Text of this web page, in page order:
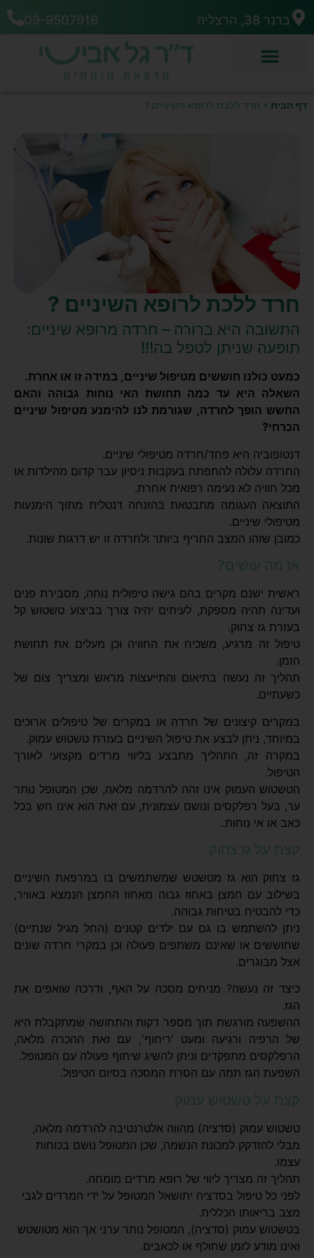
ברנר 38, הרצליה 09-9507916
דף הבית » חרד ללכת לרופא השיניים ?
חרד ללכת לרופא השיניים ?
התשובה היא ברורה – חרדה מרופא שיניים:
תופעה שניתן לטפל בה!!!
כמעט כולנו חוששים מטיפול שיניים, במידה זו או אחרת.
השאלה היא עד כמה תחושת האי נוחות גבוהה והאם
החשש הופך לחרדה, שגורמת לנו להימנע מטיפול שיניים
הכרחי?
דנטופוביה היא פחד/חרדה מטיפולי שיניים.
החרדה עלולה להתפתח בעקבות ניסיון עבר קדום מהילדות או
מכל חוויה לא נעימה רפואית אחרת.
התוצאה העגומה מתבטאת בהזנחה דנטלית מתוך הימנעות
מטיפולי שיניים.
כמובן שזהו המצב החריף ביותר ולחרדה זו יש דרגות שונות.
אז מה עושים?
ראשית ישנם מקרים בהם גישה טיפולית נוחה, מסבירת פנים
ועדינה תהיה מספקת, לעיתים יהיה צורך בביצוע טשטוש קל
בעזרת גז צחוק.
טיפול זה מרגיע, משכיח את החוויה וכן מעלים את תחושת
הזמן.
תהליך זה נעשה בתיאום והתייעצות מראש ומצריך צום של
כשעתיים.
במקרים קיצונים של חרדה או במקרים של טיפולים ארוכים
במיוחד, ניתן לבצע את טיפול השיניים בעזרת טשטוש עמוק.
במקרה זה, התהליך מתבצע בליווי מרדים מקצועי לאורך
הטיפול.
הטשטוש העמוק אינו זהה להרדמה מלאה, שכן המטופל נותר
ער, בעל רפלקסים ונושם עצמונית, עם זאת הוא אינו חש בכל
כאב או אי נוחות..
קצת על גז צחוק
גז צחוק הוא גז מטשטש שמשתמשים בו במרפאת השיניים
בשילוב עם חמצן באחוז גבוה מאחוז החמצן הנמצא באוויר,
כדי להבטיח בטיחות גבוהה.
ניתן להשתמש בו גם עם ילדים קטנים (החל מגיל שנתיים)
שחוששים או שאינם משתפים פעולה וכן במקרי חרדה שונים
אצל מבוגרים.
כיצד זה נעשה? מניחים מסכה על האף, ודרכה שואפים את
הגז.
ההשפעה מורגשת תוך מספר דקות והתחושה שמתקבלת היא
של הרפיה ורגיעה ומעט 'ריחוף', עם זאת ההכרה מלאה,
הרפלקסים מתפקדים וניתן להשיג שיתוף פעולה עם המטופל.
השפעת הגז תמה עם הסרת המסכה בסיום הטיפול.
קצת על טשטוש עמוק
טשטוש עמוק (סדציה) מהווה אלטרנטיבה להרדמה מלאה,
מבלי להזדקק למכונת הנשמה, שכן המטופל נושם בכוחות
עצמו.
תהליך זה מצריך ליווי של רופא מרדים מומחה.
לפני כל טיפול בסדציה יתושאל המטופל על ידי המרדים לגבי
מצב בריאותו הכללית.
בטשטוש עמוק (סדציה), המטופל נותר ערני אך הוא מטושטש
ואינו מודע לזמן שחולף או לכאבים.